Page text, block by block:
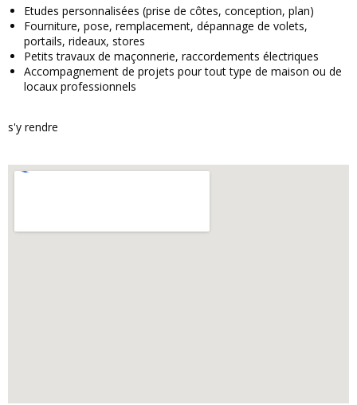
Etudes personnalisées (prise de côtes, conception, plan)
Fourniture, pose, remplacement, dépannage de volets,
portails, rideaux, stores
Petits travaux de maçonnerie, raccordements électriques
Accompagnement de projets pour tout type de maison ou de
locaux professionnels
s'y rendre